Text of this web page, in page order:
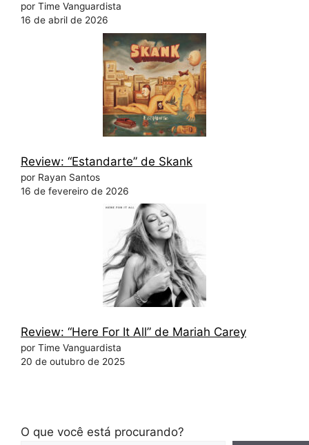
por Time Vanguardista
16 de abril de 2026
Review: “Estandarte” de Skank
por Rayan Santos
16 de fevereiro de 2026
Review: “Here For It All” de Mariah Carey
por Time Vanguardista
20 de outubro de 2025
O que você está procurando?